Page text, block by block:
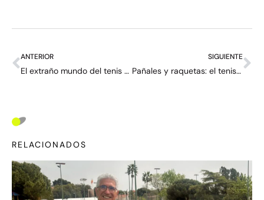
ANTERIOR
El extraño mundo del tenis en arena: “Escuchas el mar y te apuras porque piensas que ya viene el agua”
SIGUIENTE
Pañales y raquetas: el tenis se vuelve familiar
RELACIONADOS